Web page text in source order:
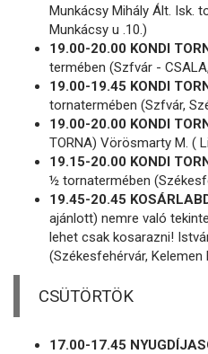
Munkácsy Mihály Ált. Isk.
Munkácsy u .10.)
19.00-20.00 KONDI
termében (Szfvár -
19.00-19.45 KONDI
tornatermében (Szfvár,
19.00-20.00 KONDI
TORNA) Vörösmarty M. (
19.15-20.00 KONDI
½ tornatermében
19.45-20.45
ajánlott) nemre való
lehet csak kosarazni!
(Székesfehérvár, Kelemen
CSÜTÖRTÖK
17.00-17.45